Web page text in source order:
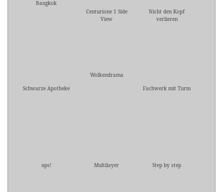
Bangkok
Centurione 1 Side
View
Nicht den Kopf
verlieren
Schwarze Apotheke
Wolkendrama
Fachwerk mit Turm
ups! Multilayer Step by step